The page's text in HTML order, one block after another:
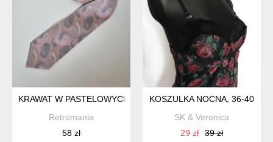
KRAWAT W PASTELOWYCH KOLORACH
Retromania
58 zł
KOSZULKA NOCNA, 36-40
SK & Veronica
29 zł
39 zł